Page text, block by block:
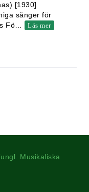
[1930]
sånger för
Fö
Läs mer
Musikaliska